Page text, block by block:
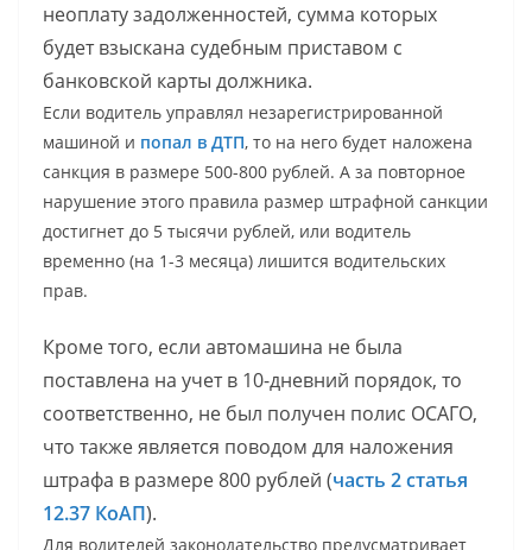
неоплату задолженностей, сумма которых
будет взыскана судебным приставом с
банковской карты должника.
Если водитель управлял незарегистрированной
машиной и попал в ДТП, то на него будет наложена
санкция в размере 500-800 рублей. А за повторное
нарушение этого правила размер штрафной санкции
достигнет до 5 тысячи рублей, или водитель
временно (на 1-3 месяца) лишится водительских
прав.
Кроме того, если автомашина не была
поставлена на учет в 10-дневний порядок, то
соответственно, не был получен полис ОСАГО,
что также является поводом для наложения
штрафа в размере 800 рублей (часть 2 статья
12.37 КоАП).
Для водителей законодательство предусматривает